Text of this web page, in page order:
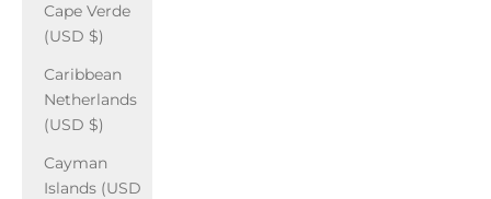
Cape Verde
(USD $)
Caribbean
Netherlands
(USD $)
Cayman
Islands (USD